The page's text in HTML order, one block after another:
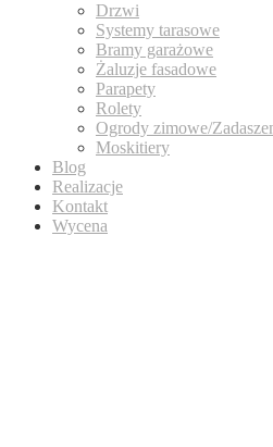
Drzwi
Systemy tarasowe
Bramy garażowe
Żaluzje fasadowe
Parapety
Rolety
Ogrody zimowe/
Moskitiery
Blog
Realizacje
Kontakt
Wycena